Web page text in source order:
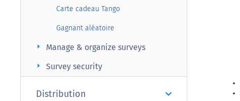
Carte cadeau Tango
Gagnant aléatoire
Manage & organize surveys
arrow_right
Survey security
arrow_right
Distribution